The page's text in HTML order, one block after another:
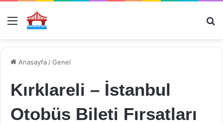
Menü
Anasayfa /Genel
Kırklareli – İstanbul
Otobüs Bileti Fırsatları